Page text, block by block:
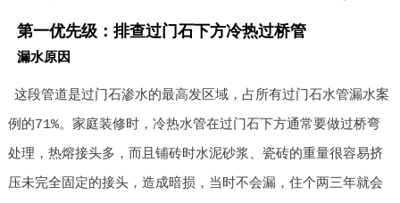
第一优先级：排查过门石下方冷热过桥管
漏水原因
这段管道是过门石渗水的最高发区域，占所有过门石水管漏水案
例的71%。家庭装修时，冷热水管在过门石下方通常要做过桥弯
处理，热熔接头多，而且铺砖时水泥砂浆、瓷砖的重量很容易挤
压未完全固定的接头，造成暗损，当时不会漏，住个两三年就会